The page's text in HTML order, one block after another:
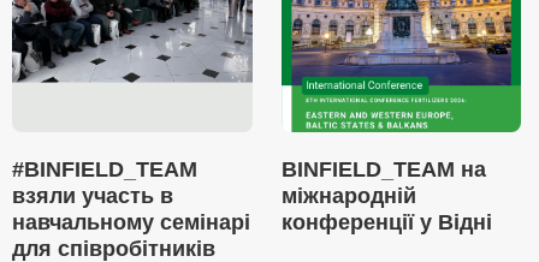
#BINFIELD_TEAM
взяли участь в
навчальному семінарі
для співробітників
BINFIELD_TEAM на
міжнародній
конференції у Відні